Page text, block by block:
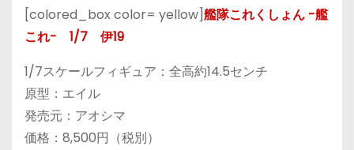
[colored_box color= yellow]艦隊これくしょん -艦
これ- 1/7 伊19
1/7スケールフィギュア：全高約14.5センチ
原型：エイル
発売元：アオシマ
価格：8,500円（税別）